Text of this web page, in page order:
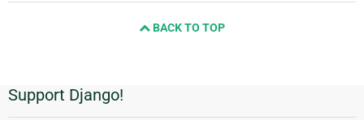
BACK TO TOP
Informations
Support Django!